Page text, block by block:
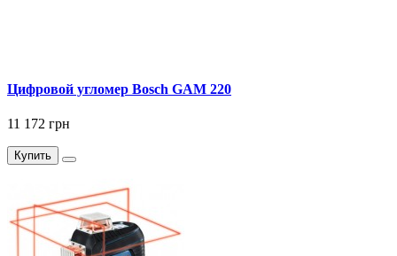
Цифровой угломер Bosch GAM 220
11 172 грн
Купить